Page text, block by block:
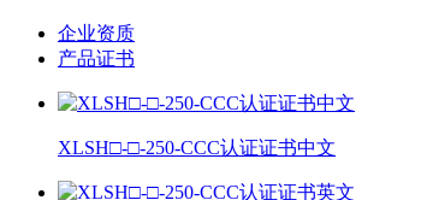
企业资质
产品证书
XLSH□-□-250-CCC认证证书中文